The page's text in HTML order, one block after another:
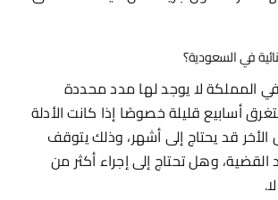
في السعودية؟
في المملكة لا يوجد لها مدد محددة
أسابيع قليلة خصوصًا إذا كانت الأدلة
قد يحتاج إلى أشهر، وذلك يتوقف
وهل تحتاج إلى إجراء أكثر من